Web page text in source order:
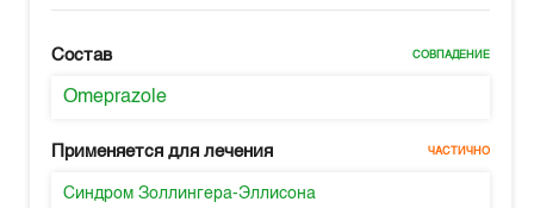
Состав СОВПАДЕНИЕ
Omeprazole
Применяется для лечения ЧАСТИЧНО
Синдром Золлингера-Эллисона